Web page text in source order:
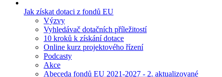
Jak získat dotaci z fondů EU
Výzvy
Vyhledávač dotačních příležitostí
10 kroků k získání dotace
Online kurz projektového řízení
Podcasty
Akce
Abeceda fondů EU 2021-2027 - 2. aktualizované